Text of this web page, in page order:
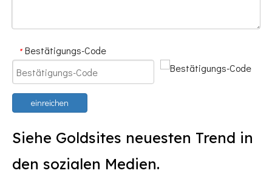
* Bestätigungs-Code
einreichen
Siehe Goldsites neuesten Trend in
den sozialen Medien.